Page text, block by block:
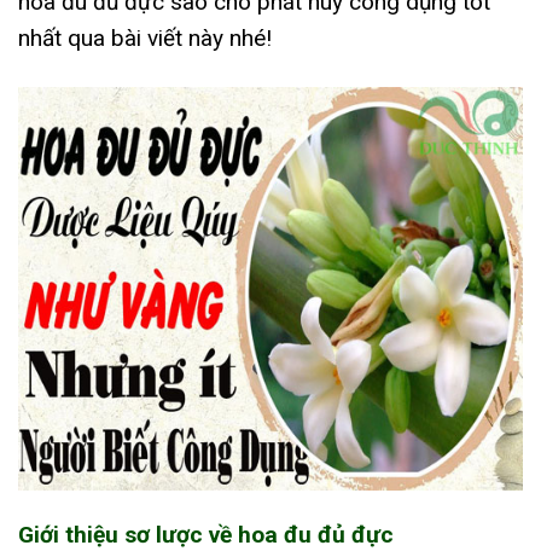
nhất qua bài viết này nhé!
Giới thiệu sơ lược về hoa đu đủ đực